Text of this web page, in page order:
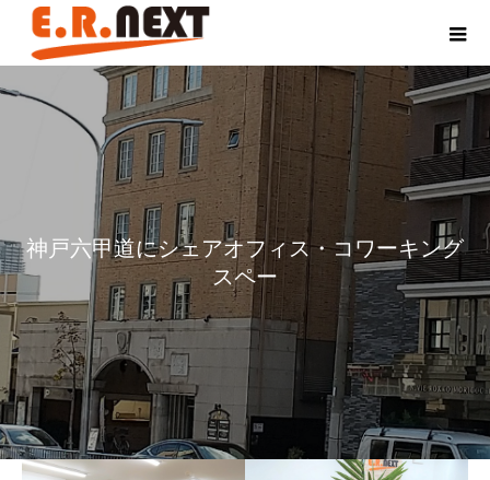
神 戸六甲道にシェ アオフィス・コワーキング
ス ペースが誕 ま